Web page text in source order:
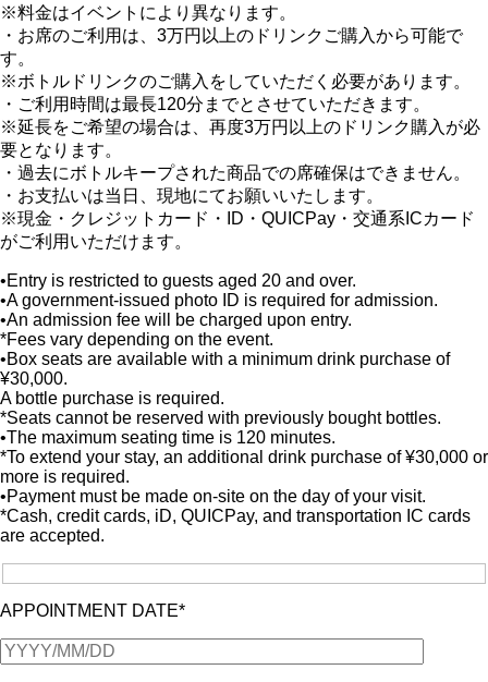
※料金はイベントにより異なります。
・お席のご利用は、3万円以上のドリンクご購入から可能で
す。
※ボトルドリンクのご購入をしていただく必要があります。
・ご利用時間は最長120分までとさせていただきます。
※延長をご希望の場合は、再度3万円以上のドリンク購入が必
要となります。
・過去にボトルキープされた商品での席確保はできません。
・お支払いは当日、現地にてお願いいたします。
※現金・クレジットカード・ID・QUICPay・交通系ICカード
がご利用いただけます。
•Entry is restricted to guests aged 20 and over.
•A government-issued photo ID is required for admission.
•An admission fee will be charged upon entry.
*Fees vary depending on the event.
•Box seats are available with a minimum drink purchase of
¥30,000.
A bottle purchase is required.
*Seats cannot be reserved with previously bought bottles.
•The maximum seating time is 120 minutes.
*To extend your stay, an additional drink purchase of ¥30,000 or
more is required.
•Payment must be made on-site on the day of your visit.
*Cash, credit cards, iD, QUICPay, and transportation IC cards
are accepted.
APPOINTMENT DATE*